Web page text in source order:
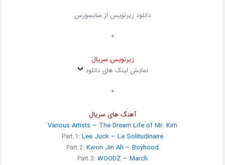
دانلود زیرنویس از سابسورس
*
زیرنویس سریال
نمایش لینک های دانلود
*
آهنگ های سریال
Various Artists – The Dream Life of Mr. Kim
Part.1:Lee Juck – Le Solitudinaire
Part.2:Kwon Jin Ah – Boyhood
Part.3:WOODZ – March